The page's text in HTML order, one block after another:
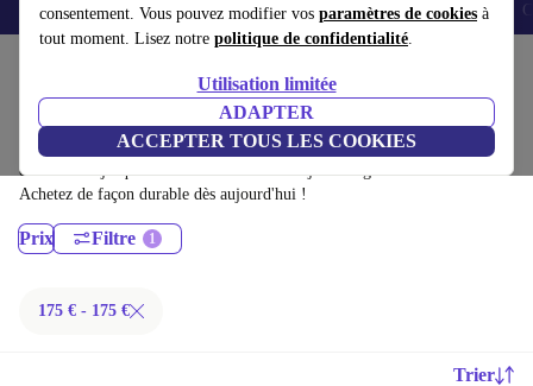
consentement. Vous pouvez modifier vos paramètres de cookies à
tout moment. Lisez notre politique de confidentialité.
Utilisation limitée
ADAPTER
ACCEPTER TOUS LES COOKIES
Smartphones Laptops Tablettes Montres connectées Accessoires
Ordinateurs portables HP:
Ordinateurs portables HP certifiés reconditionnés à moins de 100€ –
économisez jusqu'à 40 %. Retours sous 30 jours et garantie de 12 mois.
Achetez de façon durable dès aujourd'hui !
Prix Filtre
175 € - 175 €
Trier